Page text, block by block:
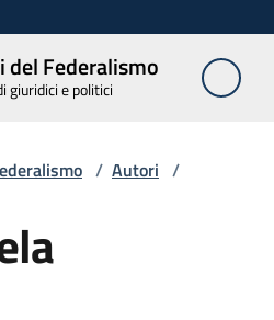
Federalismo
giuridici e politici
/ Autori /